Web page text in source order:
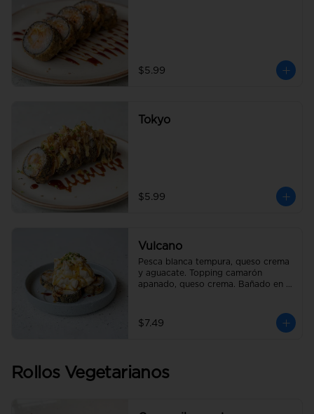
$5.99
Tokyo
$5.99
Vulcano
Pesca blanca tempura, queso crema
y aguacate. Topping camarón
apanado, queso crema. Bañado en
$7.49
Rollos Vegetarianos